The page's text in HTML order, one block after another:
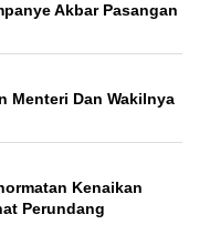
Akbar Pasangan
Menteri Dan Wakilnya
Kenaikan
Perundang